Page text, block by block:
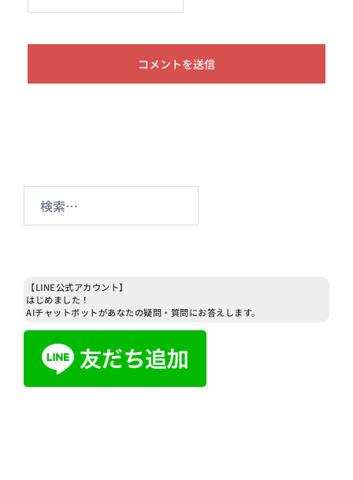
索:
【LINE公式アカウント】
はじめました！
AIチャットボットがあなたの疑問・質問にお答えします。